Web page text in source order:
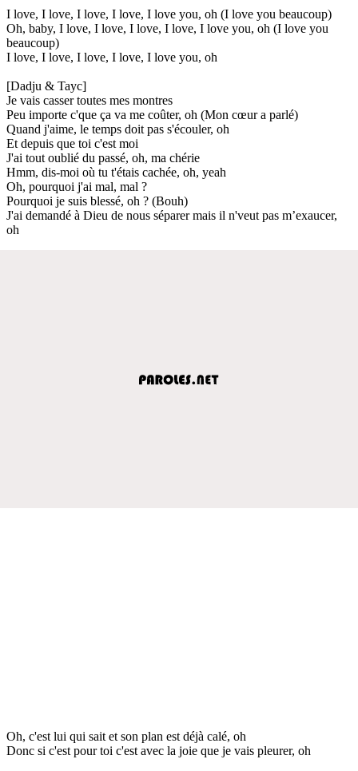
I love, I love, I love, I love, I love you, oh (I love you beaucoup)
Oh, baby, I love, I love, I love, I love, I love you, oh (I love you
beaucoup)
I love, I love, I love, I love, I love you, oh
[Dadju & Tayc]
Je vais casser toutes mes montres
Peu importe c'que ça va me coûter, oh (Mon cœur a parlé)
Quand j'aime, le temps doit pas s'écouler, oh
Et depuis que toi c'est moi
J'ai tout oublié du passé, oh, ma chérie
Hmm, dis-moi où tu t'étais cachée, oh, yeah
Oh, pourquoi j'ai mal, mal ?
Pourquoi je suis blessé, oh ? (Bouh)
J'ai demandé à Dieu de nous séparer mais il n'veut pas m’exaucer,
oh
Oh, c'est lui qui sait et son plan est déjà calé, oh
Donc si c'est pour toi c'est avec la joie que je vais pleurer, oh